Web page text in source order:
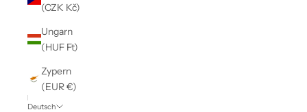
(CZK Kč)
Ungarn
(HUF Ft)
Zypern
(EUR €)
Deutsch